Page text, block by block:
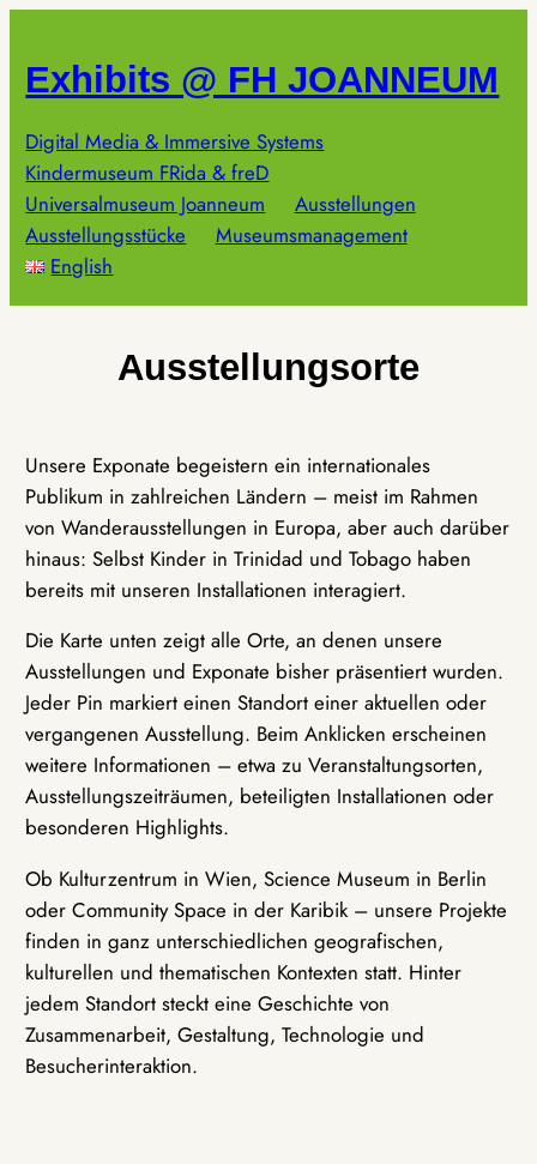
springen
Exhibits @ FH JOANNEUM
Digital Media & Immersive Systems
Kindermuseum FRida & freD
Universalmuseum Joanneum
Ausstellungen
Ausstellungsstücke
Museumsmanagement
English
Ausstellungsorte
Unsere Exponate begeistern ein internationales
Publikum in zahlreichen Ländern – meist im Rahmen
von Wanderausstellungen in Europa, aber auch darüber
hinaus: Selbst Kinder in Trinidad und Tobago haben
bereits mit unseren Installationen interagiert.
Die Karte unten zeigt alle Orte, an denen unsere
Ausstellungen und Exponate bisher präsentiert wurden.
Jeder Pin markiert einen Standort einer aktuellen oder
vergangenen Ausstellung. Beim Anklicken erscheinen
weitere Informationen – etwa zu Veranstaltungsorten,
Ausstellungszeiträumen, beteiligten Installationen oder
besonderen Highlights.
Ob Kulturzentrum in Wien, Science Museum in Berlin
oder Community Space in der Karibik – unsere Projekte
finden in ganz unterschiedlichen geografischen,
kulturellen und thematischen Kontexten statt. Hinter
jedem Standort steckt eine Geschichte von
Zusammenarbeit, Gestaltung, Technologie und
Besucherinteraktion.